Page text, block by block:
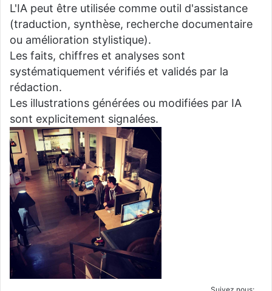
L'IA peut être utilisée comme outil d'assistance
(traduction, synthèse, recherche documentaire
ou amélioration stylistique).
Les faits, chiffres et analyses sont
systématiquement vérifiés et validés par la
rédaction.
Les illustrations générées ou modifiées par IA
sont explicitement signalées.